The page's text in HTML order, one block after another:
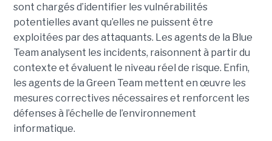
sont chargés d’identifier les vulnérabilités
potentielles avant qu’elles ne puissent être
exploitées par des attaquants. Les agents de la Blue
Team analysent les incidents, raisonnent à partir du
contexte et évaluent le niveau réel de risque. Enfin,
les agents de la Green Team mettent en œuvre les
mesures correctives nécessaires et renforcent les
défenses à l’échelle de l’environnement
informatique.